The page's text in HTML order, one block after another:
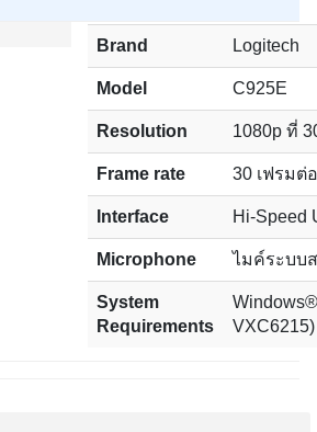
Brand Logitech
Model C925E
Resolution 1080p ที่
Frame rate 30 เฟรมต่
Interface Hi-Speed
Microphone ไมค์ระบบ
System
Requirements